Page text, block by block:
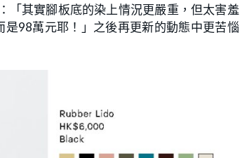
「其實腳板底的染上情況更嚴重，但太害羞
98萬元耶！」之後再更新的動態中更苦惱